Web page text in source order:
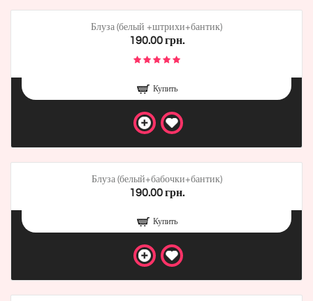
Блуза (белый +штрихи+бантик)
190.00 грн.
Купить
Блуза (белый+бабочки+бантик)
190.00 грн.
Купить